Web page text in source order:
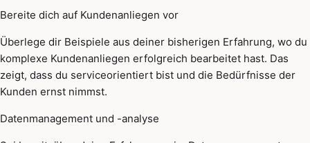
Bereite dich auf Kundenanliegen vor
Überlege dir Beispiele aus deiner bisherigen Erfahrung, wo du
komplexe Kundenanliegen erfolgreich bearbeitet hast. Das
zeigt, dass du serviceorientiert bist und die Bedürfnisse der
Kunden ernst nimmst.
Datenmanagement und -analyse